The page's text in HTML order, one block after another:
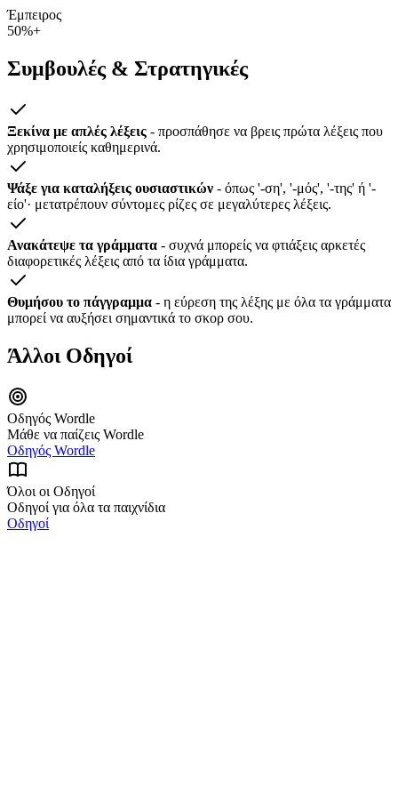
Έμπειρος
50%+
Συμβουλές & Στρατηγικές
Ξεκίνα με απλές λέξεις - προσπάθησε να βρεις πρώτα λέξεις που
χρησιμοποιείς καθημερινά.
Ψάξε για καταλήξεις ουσιαστικών - όπως '-ση', '-μός', '-της' ή '-
είο'· μετατρέπουν σύντομες ρίζες σε μεγαλύτερες λέξεις.
Ανακάτεψε τα γράμματα - συχνά μπορείς να φτιάξεις αρκετές
διαφορετικές λέξεις από τα ίδια γράμματα.
Θυμήσου το πάγγραμμα - η εύρεση της λέξης με όλα τα γράμματα
μπορεί να αυξήσει σημαντικά το σκορ σου.
Άλλοι Οδηγοί
Οδηγός Wordle
Μάθε να παίζεις Wordle
Οδηγός Wordle
Όλοι οι Οδηγοί
Οδηγοί για όλα τα παιχνίδια
Οδηγοί